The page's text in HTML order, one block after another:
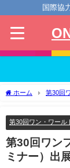
国際協
ホーム 第30回
第30回ワン・ワール
第30回ワン
ミナー）出